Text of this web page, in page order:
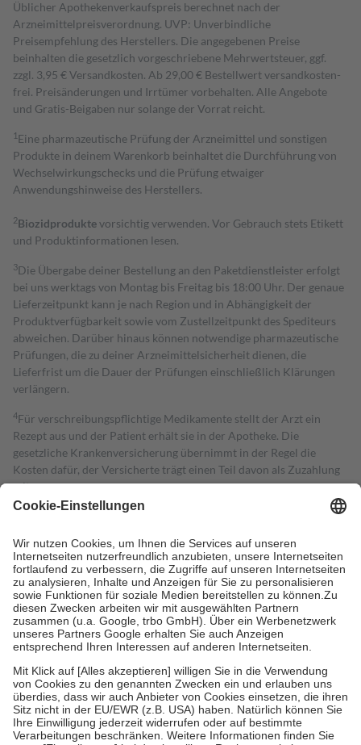
Üblicher Apothekenverkaufspreis berechnet nach der
Arzneimittelpreisverordnung. UVP: Unverbindliche
Preisempfehlung des Herstellers. Die angegebenen Preise
beinhalten die gesetzlich vorgeschriebene Mehrwertsteuer, ggf.
zzgl. 3,95 € Versandkosten. Ab 29,00 € Bestell­wert versand­kosten­
frei. Preisänderungen und Irrtümer vorbehalten. Alle Angebote
und Gratis-Beigaben nur solange der Vorrat reicht.
1 Eine pharmazeutische Prüfung der Arzneimittel und sonstigen
Produkte in deinem Warenkorb beinhaltet die Durchführung von
Wechselwirkungschecks und die Prüfung etwaiger
Anwendungshinweise des Herstellers.
2Biozidproduktevorsichtig verwenden. Vor Gebrauch stets Etikett
und Produktinformationen lesen.
3Die Übergabe deiner Bestellung an den Paketdienstleister erfolgt
bei uns werktags von Montag bis Freitag bis 18:00 Uhr. Der genaue
Lieferzeitpunkt kann je nach Region und in Abhängigkeit der
Produktverfügbarkeit sowie vom Zustellzeitpunkt des Spediteurs
abweichen. Darüber hinaus können notwendige pharmazeutische
Prüfungen, die zu deiner Arzneimittelsicherheit dienen, die
Lieferfrist um die Dauer der Prüfungen einschließlich Klärungen
verlängern.
4Für verschreibungspflichtige Medikamente stellt der Arzt ein
Rezept aus und der Patient erhält sie in der Apotheke. Die
gesetzliche Krankenversicherung übernimmt in der Regel die
Kosten dafür, der Versicherte trägt einen Teil davon als Zuzahlung
mit.
Grundsätzlich leisten Mitglieder Zuzahlungen in Höhe von zehn
höchstens zehn Euro.
Es sind jedoch nie mehr als die tatsächlichen
Kosten der Leistung zu entrichten.
Diese Regeln gelten grundsätzlich auch für Online-Apotheken.
Bei Heilmitteln und häuslicher Krankenpflege beträgt die
Zuzahlung zehn Prozent der Kosten sowie zehn Euro je
Verordnung.
Um das Engagement der Versicherten für ihre eigene Gesundheit zu
stärken und die besondere Stellung der Familie zu unterstützen,
fallenkeine Zuzahlungenan bei:
• Kindern und Jugendlichen bis zum vollendeten 18. Lebensjahr
mit Ausnahme der Fahrkosten
• Untersuchungen zur Vorsorge und Früherkennung, die von der
GKV getragen werden